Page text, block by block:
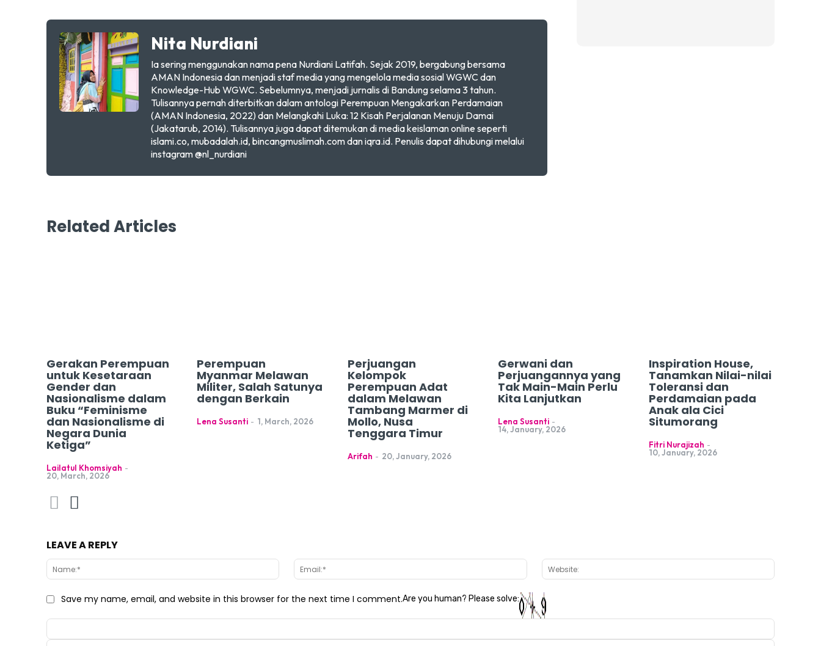
Nita Nurdiani
Ia sering menggunakan nama pena Nurdiani Latifah. Sejak 2019, bergabung bersama
AMAN Indonesia dan menjadi staf media yang mengelola media sosial WGWC dan
Knowledge-Hub WGWC. Sebelumnya, menjadi jurnalis di Bandung selama 3 tahun.
Tulisannya pernah diterbitkan dalam antologi Perempuan Mengakarkan Perdamaian
(AMAN Indonesia, 2022) dan Melangkahi Luka: 12 Kisah Perjalanan Menuju Damai
(Jakatarub, 2014). Tulisannya juga dapat ditemukan di media keislaman online seperti
islami.co, mubadalah.id, bincangmuslimah.com dan iqra.id. Penulis dapat dihubungi melalui
instagram @nl_nurdiani
Related Articles
Gerakan Perempuan
untuk Kesetaraan
Gender dan
Nasionalisme dalam
Buku “Feminisme
dan Nasionalisme di
Negara Dunia
Ketiga”
Lailatul Khomsiyah -
20, March, 2026
Perempuan
Myanmar Melawan
Militer, Salah Satunya
dengan Berkain
Lena Susanti - 1, March, 2026
Perjuangan
Kelompok
Perempuan Adat
dalam Melawan
Tambang Marmer di
Mollo, Nusa
Tenggara Timur
Arifah - 20, January, 2026
Gerwani dan
Perjuangannya yang
Tak Main-Main Perlu
Kita Lanjutkan
Lena Susanti -
14, January, 2026
Inspiration House,
Tanamkan Nilai-nilai
Toleransi dan
Perdamaian pada
Anak ala Cici
Situmorang
Fitri Nurajizah -
10, January, 2026
LEAVE A REPLY
Name:* Email:*
Save my name, email, and website in this browser for the next time I comment.Are you human? Please solve: